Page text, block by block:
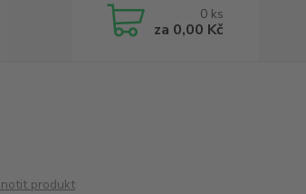
0 ks
za 0,00 Kč
produkt